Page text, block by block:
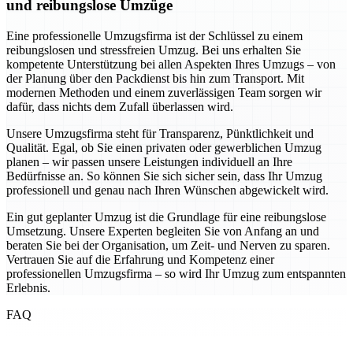
und reibungslose Umzüge
Eine professionelle Umzugsfirma ist der Schlüssel zu einem
reibungslosen und stressfreien Umzug. Bei uns erhalten Sie
kompetente Unterstützung bei allen Aspekten Ihres Umzugs – von
der Planung über den Packdienst bis hin zum Transport. Mit
modernen Methoden und einem zuverlässigen Team sorgen wir
dafür, dass nichts dem Zufall überlassen wird.
Unsere Umzugsfirma steht für Transparenz, Pünktlichkeit und
Qualität. Egal, ob Sie einen privaten oder gewerblichen Umzug
planen – wir passen unsere Leistungen individuell an Ihre
Bedürfnisse an. So können Sie sich sicher sein, dass Ihr Umzug
professionell und genau nach Ihren Wünschen abgewickelt wird.
Ein gut geplanter Umzug ist die Grundlage für eine reibungslose
Umsetzung. Unsere Experten begleiten Sie von Anfang an und
beraten Sie bei der Organisation, um Zeit- und Nerven zu sparen.
Vertrauen Sie auf die Erfahrung und Kompetenz einer
professionellen Umzugsfirma – so wird Ihr Umzug zum entspannten
Erlebnis.
FAQ